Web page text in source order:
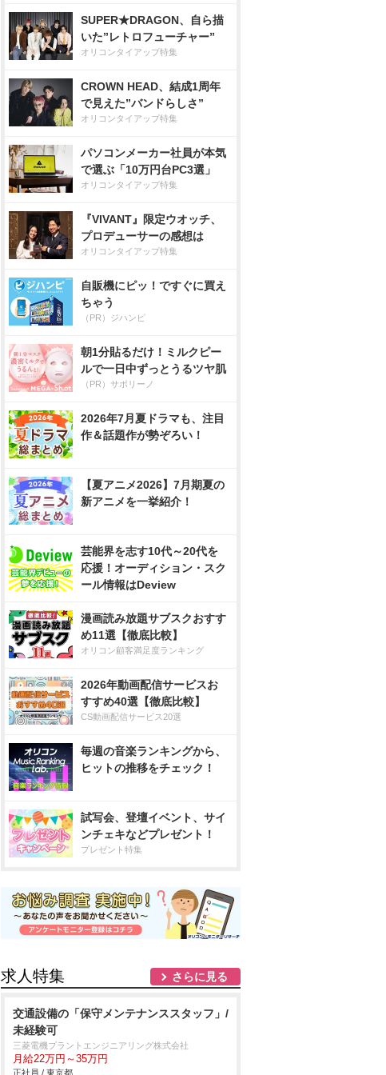
SUPER★DRAGON、自ら描
いた”レトロフューチャー”
オリコンタイアップ特集
CROWN HEAD、結成1周年
で見えた”バンドらしさ”
オリコンタイアップ特集
パソコンメーカー社員が本気
で選ぶ「10万円台PC3選」
オリコンタイアップ特集
『VIVANT』限定ウオッチ、
プロデューサーの感想は
オリコンタイアップ特集
自販機にピッ！ですぐに買え
ちゃう
（PR）ジハンピ
朝1分貼るだけ！ミルクピー
ルで一日中ずっとうるツヤ肌
（PR）サボリーノ
2026年7月夏ドラマも、注目
作＆話題作が勢ぞろい！
【夏アニメ2026】7月期夏の
新アニメを一挙紹介！
芸能界を志す10代～20代を
応援！オーディション・スク
ール情報はDeview
漫画読み放題サブスクおすす
め11選【徹底比較】
オリコン顧客満足度ランキング
2026年動画配信サービスお
すすめ40選【徹底比較】
CS動画配信サービス20選
毎週の音楽ランキングから、
ヒットの推移をチェック！
試写会、登壇イベント、サイ
ンチェキなどプレゼント！
プレゼント特集
求人特集 さらに見る
交通設備の「保守メンテナンススタッフ」/
未経験可
三菱電機プラントエンジニアリング株式会社
月給22万円～35万円
正社員 / 東京都